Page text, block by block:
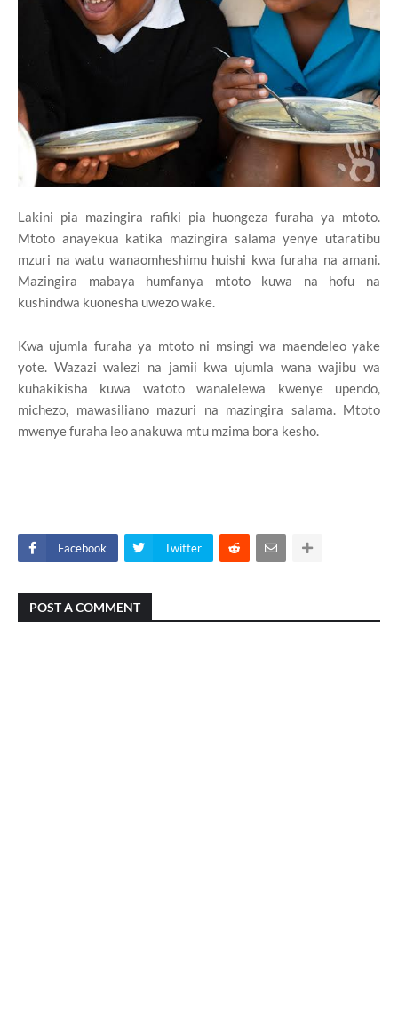
Lakini pia mazingira rafiki pia huongeza furaha ya mtoto.
Mtoto anayekua katika mazingira salama yenye utaratibu
mzuri na watu wanaomheshimu huishi kwa furaha na amani.
Mazingira mabaya humfanya mtoto kuwa na hofu na
kushindwa kuonesha uwezo wake.
Kwa ujumla furaha ya mtoto ni msingi wa maendeleo yake
yote. Wazazi walezi na jamii kwa ujumla wana wajibu wa
kuhakikisha kuwa watoto wanalelewa kwenye upendo,
michezo, mawasiliano mazuri na mazingira salama. Mtoto
mwenye furaha leo anakuwa mtu mzima bora kesho.
Facebook Twitter
POST A COMMENT